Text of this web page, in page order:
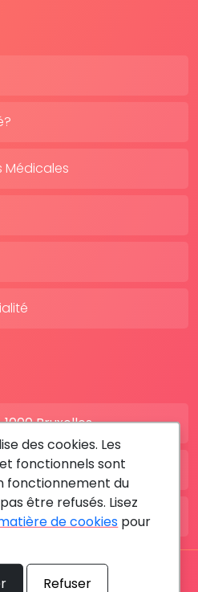
Médicales
Bruxelles
© 2026 RDV MÉDICAL By
des cookies. Les
fonctionnels sont
fonctionnement du
être refusés. Lisez
de cookies pour
Refuser